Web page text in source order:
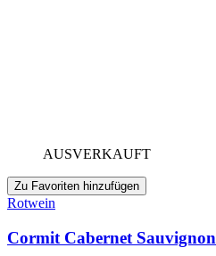
AUSVERKAUFT
Zu Favoriten hinzufügen
Rotwein
Cormit Cabernet Sauvignon